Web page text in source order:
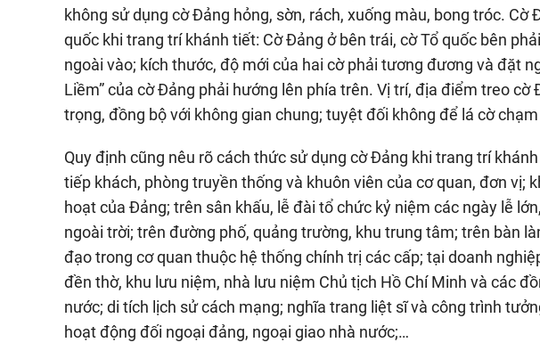
không sử dụng cờ Đảng hỏng, sờn, rách, xuống màu, bong tróc. Cờ
quốc khi trang trí khánh tiết: Cờ Đảng ở bên trái, cờ Tổ quốc bên
ngoài vào; kích thước, độ mới của hai cờ phải tương đương và đặt
Liềm” của cờ Đảng phải hướng lên phía trên. Vị trí, địa điểm treo
trọng, đồng bộ với không gian chung; tuyệt đối không để lá cờ
Quy định cũng nêu rõ cách thức sử dụng cờ Đảng khi trang trí
tiếp khách, phòng truyền thống và khuôn viên của cơ quan, đơn vị;
hoạt của Đảng; trên sân khấu, lễ đài tổ chức kỷ niệm các ngày lễ
ngoài trời; trên đường phố, quảng trường, khu trung tâm; trên bàn
đạo trong cơ quan thuộc hệ thống chính trị các cấp; tại doanh
đền thờ, khu lưu niệm, nhà lưu niệm Chủ tịch Hồ Chí Minh và các
nước; di tích lịch sử cách mạng; nghĩa trang liệt sĩ và công trình
hoạt động đối ngoại đảng, ngoại giao nhà nước;…